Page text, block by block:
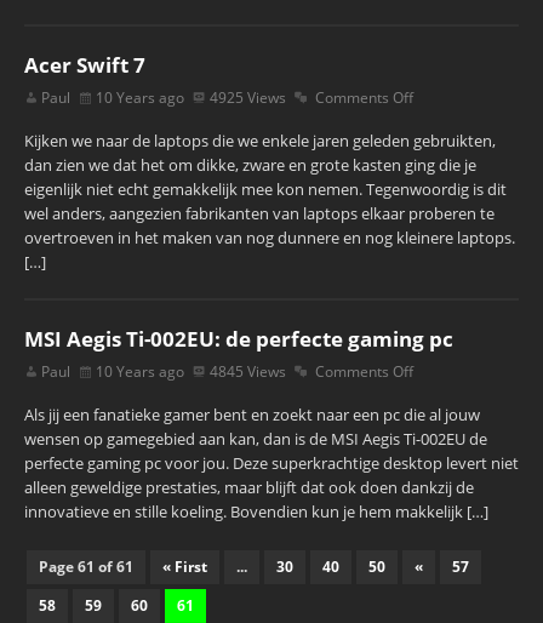
Acer Swift 7
Paul 10 Years ago 4925 Views Comments Off
Kijken we naar de laptops die we enkele jaren geleden gebruikten,
dan zien we dat het om dikke, zware en grote kasten ging die je
eigenlijk niet echt gemakkelijk mee kon nemen. Tegenwoordig is dit
wel anders, aangezien fabrikanten van laptops elkaar proberen te
overtroeven in het maken van nog dunnere en nog kleinere laptops.
[…]
MSI Aegis Ti-002EU: de perfecte gaming pc
Paul 10 Years ago 4845 Views Comments Off
Als jij een fanatieke gamer bent en zoekt naar een pc die al jouw
wensen op gamegebied aan kan, dan is de MSI Aegis Ti-002EU de
perfecte gaming pc voor jou. Deze superkrachtige desktop levert niet
alleen geweldige prestaties, maar blijft dat ook doen dankzij de
innovatieve en stille koeling. Bovendien kun je hem makkelijk […]
Page 61 of 61 « First ... 30 40 50 «
57
58
59 60 61